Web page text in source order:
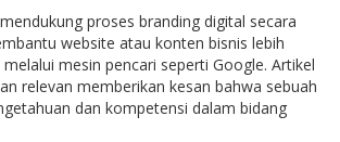
proses branding digital secara
website atau konten bisnis lebih
mesin pencari seperti Google. Artikel
relevan memberikan kesan bahwa sebuah
dan kompetensi dalam bidang